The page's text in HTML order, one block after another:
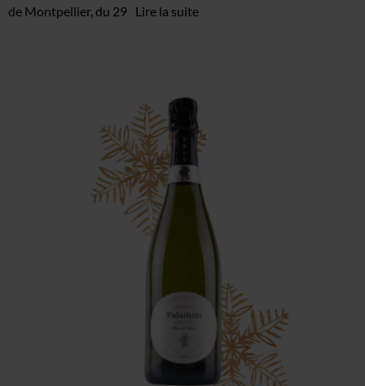
de Montpellier, du 29 Lire la suite